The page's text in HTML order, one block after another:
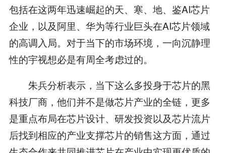
包括在这两年迅速崛起的天、寒、地、鉴AI芯片
企业，以及阿里、华为等行业巨头在AI芯片领域
的高调入局。对于当下的市场环境，一向沉静理
性的宇视想必是有周全考虑过的。
朱兵分析表示，当下这么多投身于芯片的黑
科技厂商，他们并不是做芯片产业的全链，更多
是重点布局在芯片设计、研发投资以及芯片流片
后找到相应的产业支撑芯片的销售这方面，通过